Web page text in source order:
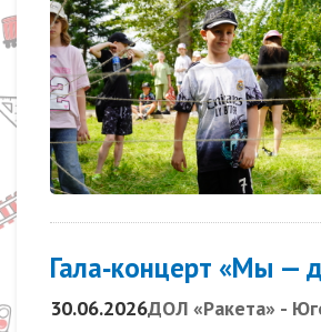
Гала‑концерт «Мы —
30.06.2026ДОЛ «Ракета» -